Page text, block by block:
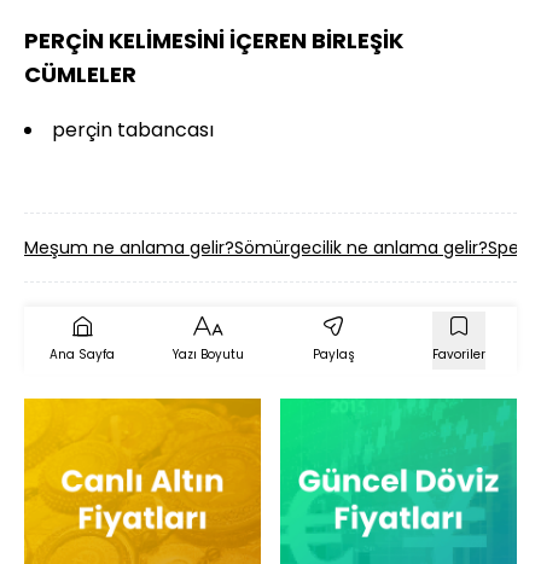
PERÇİN KELİMESİNİ İÇEREN BİRLEŞİK
CÜMLELER
perçin tabancası
Meşum ne anlama gelir?Sömürgecilik ne anlama gelir?
Ana Sayfa Yazı Boyutu Paylaş Favoriler